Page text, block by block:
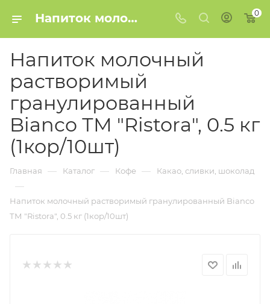
Напиток молочный растворимый гранулированный Bianco ТМ "Ristora", 0.5 кг (1кор/10шт) купить в Минске 0
Напиток молочный
растворимый
гранулированный
Bianco ТМ "Ristora", 0.5 кг
(1кор/10шт)
Главная — Каталог — Кофе — Какао, сливки, шоколад
—
Напиток молочный растворимый гранулированный Bianco
ТМ "Ristora", 0.5 кг (1кор/10шт)